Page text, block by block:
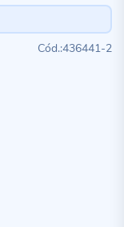
436441-2